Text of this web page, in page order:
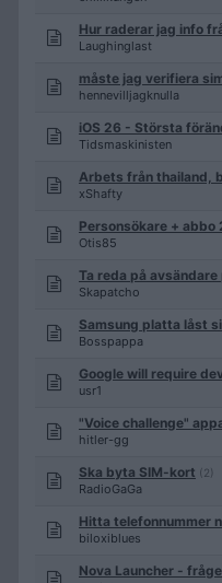
Hur raderar jag info
Laughinglast
måste jag verifiera
hennevilljagknulla
iOS 26 - Största
Tidsmaskinisten
Arbets från thailand,
xShafty
Personsökare +
Otis85
Ta reda på avsändare
Skapatcho
Samsung platta låst
Bosspappa
Google will require
usr1
"Voice challenge"
hitler-gg
Ska byta SIM-kort (2)
RadioGaGa
Hitta telefonnummer
biloxiblues
Nova Launcher -